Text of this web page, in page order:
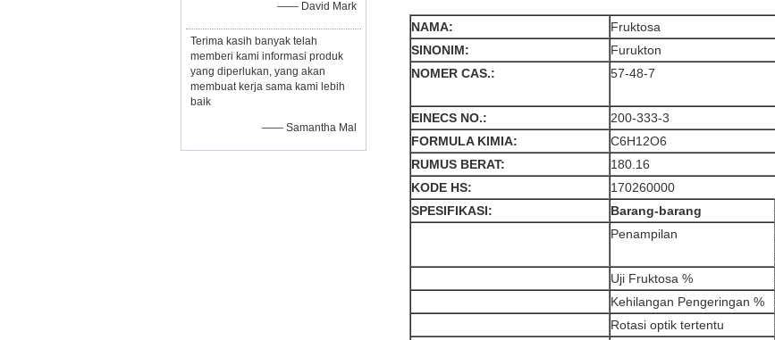
—— David Mark
Terima kasih banyak telah
memberi kami informasi produk
yang diperlukan, yang akan
membuat kerja sama kami lebih
baik
—— Samantha Mal
NAMA:
Fruktosa
SINONIM:
Furukton
NOMER CAS.:
57-48-7
EINECS NO.:
200-333-3
FORMULA KIMIA:
C6H12O6
RUMUS BERAT:
180.16
KODE HS:
170260000
SPESIFIKASI:
Barang-barang
Penampilan
Uji Fruktosa %
Kehilangan Pengeringan %
Rotasi optik tertentu